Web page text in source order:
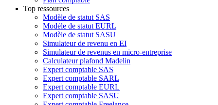
Top ressources
Modèle de statut SAS
Modèle de statut EURL
Modèle de statut SASU
Simulateur de revenu en EI
Simulateur de revenus en micro-entreprise
Calculateur plafond Madelin
Expert comptable SAS
Expert comptable SARL
Expert comptable EURL
Expert comptable SASU